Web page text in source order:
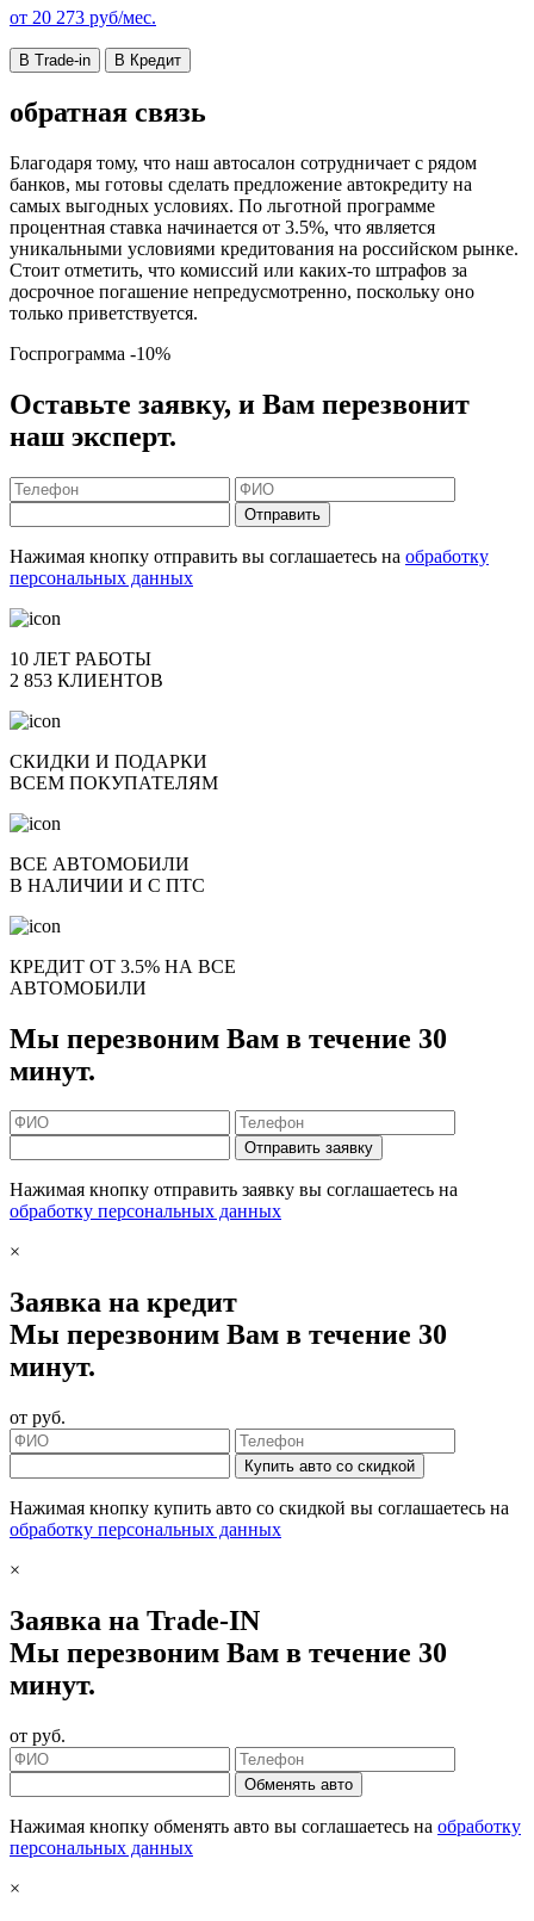
от 20 273 руб/мес.
В Trade-in В Кредит
обратная связь
Благодаря тому, что наш автосалон сотрудничает с рядом
банков, мы готовы сделать предложение автокредиту на
самых выгодных условиях. По льготной программе
процентная ставка начинается от 3.5%, что является
уникальными условиями кредитования на российском рынке.
Стоит отметить, что комиссий или каких-то штрафов за
досрочное погашение непредусмотренно, поскольку оно
только приветствуется.
Госпрограмма -10%
Оставьте заявку, и Вам перезвонит
наш эксперт.
Отправить
Нажимая кнопку отправить вы соглашаетесь на обработку
персональных данных
10 ЛЕТ РАБОТЫ
2 853 КЛИЕНТОВ
СКИДКИ И ПОДАРКИ
ВСЕМ ПОКУПАТЕЛЯМ
ВСЕ АВТОМОБИЛИ
В НАЛИЧИИ И С ПТС
КРЕДИТ ОТ 3.5% НА ВСЕ
АВТОМОБИЛИ
Мы перезвоним Вам в течение 30
минут.
Отправить заявку
Нажимая кнопку отправить заявку вы соглашаетесь на
обработку персональных данных
×
Заявка на кредит
Мы перезвоним Вам в течение 30
минут.
от руб.
Купить авто со скидкой
Нажимая кнопку купить авто со скидкой вы соглашаетесь на
обработку персональных данных
×
Заявка на Trade-IN
Мы перезвоним Вам в течение 30
минут.
от руб.
Обменять авто
Нажимая кнопку обменять авто вы соглашаетесь на обработку
персональных данных
×